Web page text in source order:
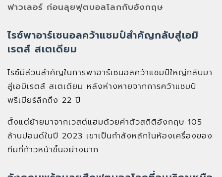
ฟาวเลอร์ ก่อนลุยฟุตบอลโลกกับอังกฤษ
ไรซ์พาอาร์เซนอลคว้าแชมป์สำคัญกลับสู่เอมิ
เรตส์ สเตเดียม
ไรซ์มีส่วนสำคัญในการพาอาร์เซนอลคว้าแชมป์ใหญ่กลับมา
สู่เอมิเรตส์ สเตเดียม หลังห่างหายจากการคว้าแชมป์
พรีเมียร์ลีกถึง 22 ปี
ตั้งแต่ย้ายมาจากเวสต์แฮมด้วยค่าตัวสถิติอังกฤษ 105
ล้านปอนด์ในปี 2023 เขาเป็นกำลังหลักในห้องเครื่องของ
ทีมที่ก้าวหน้าขึ้นอย่างมาก